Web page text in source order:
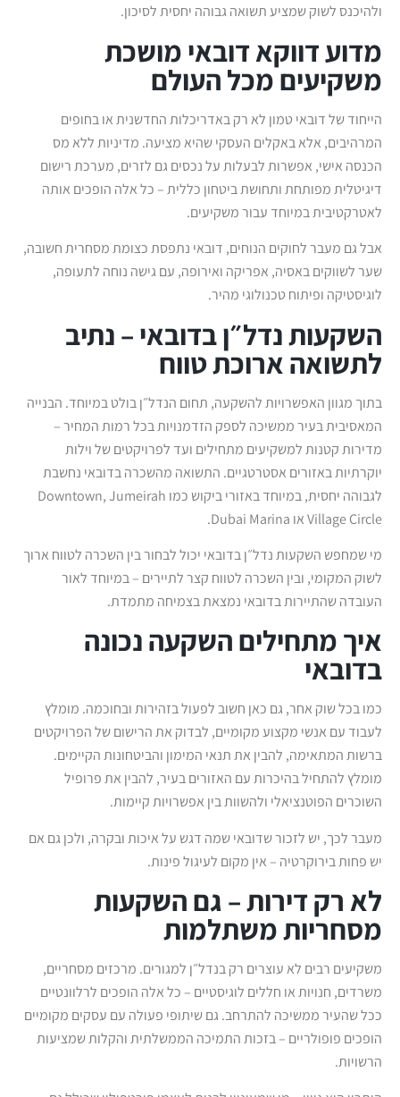
ולהיכנס לשוק שמציע תשואה גבוהה יחסית לסיכון.
מדוע דווקא דובאי מושכת
משקיעים מכל העולם
הייחוד של דובאי טמון לא רק באדריכלות החדשנית או בחופים
המרהיבים, אלא באקלים העסקי שהיא מציעה. מדיניות ללא מס
הכנסה אישי, אפשרות לבעלות על נכסים גם לזרים, מערכת רישום
דיגיטלית מפותחת ותחושת ביטחון כללית – כל אלה הופכים אותה
לאטרקטיבית במיוחד עבור משקיעים.
אבל גם מעבר לחוקים הנוחים, דובאי נתפסת כצומת מסחרית חשובה,
שער לשווקים באסיה, אפריקה ואירופה, עם גישה נוחה לתעופה,
לוגיסטיקה ופיתוח טכנולוגי מהיר.
השקעות נדל״ן בדובאי – נתיב
לתשואה ארוכת טווח
בתוך מגוון האפשרויות להשקעה, תחום הנדל״ן בולט במיוחד. הבנייה
המאסיבית בעיר ממשיכה לספק הזדמנויות בכל רמות המחיר –
מדירות קטנות למשקיעים מתחילים ועד לפרויקטים של וילות
יוקרתיות באזורים אסטרטגיים. התשואה מהשכרה בדובאי נחשבת
לגבוהה יחסית, במיוחד באזורי ביקוש כמו Downtown, Jumeirah
Village Circle או Dubai Marina.
מי שמחפש השקעות נדל״ן בדובאי יכול לבחור בין השכרה לטווח ארוך
לשוק המקומי, ובין השכרה לטווח קצר לתיירים – במיוחד לאור
העובדה שהתיירות בדובאי נמצאת בצמיחה מתמדת.
איך מתחילים השקעה נכונה
בדובאי
כמו בכל שוק אחר, גם כאן חשוב לפעול בזהירות ובחוכמה. מומלץ
לעבוד עם אנשי מקצוע מקומיים, לבדוק את הרישום של הפרויקטים
ברשות המתאימה, להבין את תנאי המימון והביטחונות הקיימים.
מומלץ להתחיל בהיכרות עם האזורים בעיר, להבין את פרופיל
השוכרים הפוטנציאלי ולהשוות בין אפשרויות קיימות.
מעבר לכך, יש לזכור שדובאי שמה דגש על איכות ובקרה, ולכן גם אם
יש פחות בירוקרטיה – אין מקום לעיגול פינות.
לא רק דירות – גם השקעות
מסחריות משתלמות
משקיעים רבים לא עוצרים רק בנדל״ן למגורים. מרכזים מסחריים,
משרדים, חנויות או חללים לוגיסטיים – כל אלה הופכים לרלוונטיים
ככל שהעיר ממשיכה להתרחב. גם שיתופי פעולה עם עסקים מקומיים
הופכים פופולריים – בזכות התמיכה הממשלתית והקלות שמציעות
הרשויות.